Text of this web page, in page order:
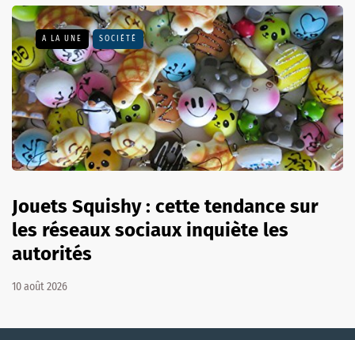
A LA UNE SOCIÉTÉ
Jouets Squishy : cette tendance sur
les réseaux sociaux inquiète les
autorités
10 août 2026